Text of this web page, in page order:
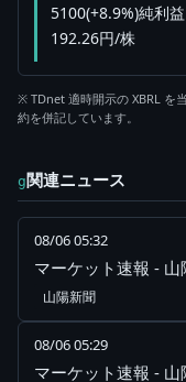
5100(+8.9%)純利
192.26円/株
※ TDnet 適時開示の XBRL を
約を併記しています。
g関連ニュース
08/06 05:32
マーケット速報 - 山
山陽新聞
08/06 05:29
マーケット速報 - 山